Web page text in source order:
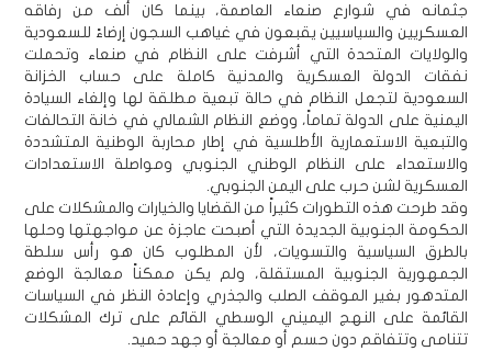
جثمانه في شوارع صنعاء العاصمة، بينما كان ألف من رفاقه
العسكريين والسياسيين يقبعون في غياهب السجون إرضاءً للسعودية
والولايات المتحدة التي أشرفت على النظام في صنعاء وتحملت
نفقات الدولة العسكرية والمدنية كاملة على حساب الخزانة
السعودية لتجعل النظام في حالة تبعية مطلقة لها وإلغاء السيادة
اليمنية على الدولة تماماً، ووضع النظام الشمالي في خانة التحالفات
والتبعية الاستعمارية الأطلسية في إطار محاربة الوطنية المتشددة
والاستعداء على النظام الوطني الجنوبي ومواصلة الاستعدادات
العسكرية لشن حرب على اليمن الجنوبي.
وقد طرحت هذه التطورات كثيراً من القضايا والخيارات والمشكلات على
الحكومة الجنوبية الجديدة التي أصبحت عاجزة عن مواجهتها وحلها
بالطرق السياسية والتسويات، لأن المطلوب كان هو رأس سلطة
الجمهورية الجنوبية المستقلة، ولم يكن ممكناً معالجة الوضع
المتدهور بغير الموقف الصلب والجذري وإعادة النظر في السياسات
القائمة على النهج اليميني الوسطي القائم على ترك المشكلات
تتنامى وتتفاقم دون حسم أو معالجة أو جهد حميد.